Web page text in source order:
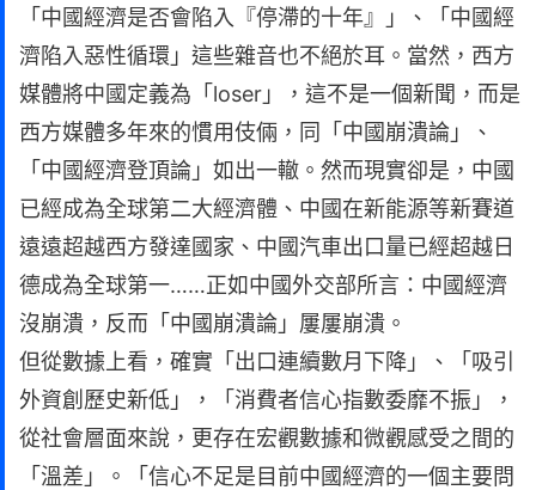
「中國經濟是否會陷入『停滯的十年』」、「中國經
濟陷入惡性循環」這些雜音也不絕於耳。當然，西方
媒體將中國定義為「loser」，這不是一個新聞，而是
西方媒體多年來的慣用伎倆，同「中國崩潰論」、
「中國經濟登頂論」如出一轍。然而現實卻是，中國
已經成為全球第二大經濟體、中國在新能源等新賽道
遠遠超越西方發達國家、中國汽車出口量已經超越日
德成為全球第一……正如中國外交部所言：中國經濟
沒崩潰，反而「中國崩潰論」屢屢崩潰。
但從數據上看，確實「出口連續數月下降」、「吸引
外資創歷史新低」，「消費者信心指數委靡不振」，
從社會層面來說，更存在宏觀數據和微觀感受之間的
「溫差」。「信心不足是目前中國經濟的一個主要問